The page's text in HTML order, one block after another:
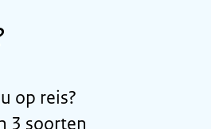
op reis?
3 soorten